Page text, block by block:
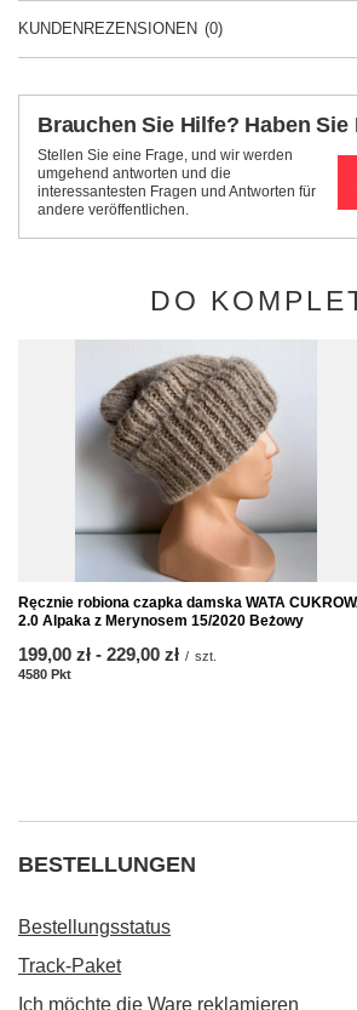
KUNDENREZENSIONEN (0)
Brauchen Sie Hilfe? Haben Sie
Stellen Sie eine Frage, und wir werden
umgehend antworten und die
interessantesten Fragen und Antworten für
andere veröffentlichen.
DO
Ręcznie robiona czapka damska WATA
2.0 Alpaka z Merynosem 15/2020 Beżowy
ab
199,00 zł - bis
229,00 zł / szt.
4580 Pkt
BESTELLUNGEN
Bestellungsstatus
Track-Paket
Ich möchte die Ware reklamieren